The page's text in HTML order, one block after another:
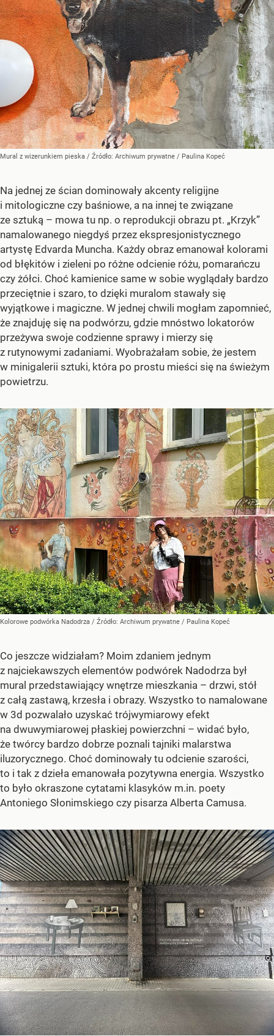
Mural z wizerunkiem pieska / Źródło: Archiwum prywatne / Paulina Kopeć
Na jednej ze ścian dominowały akcenty religijne
i mitologiczne czy baśniowe, a na innej te związane
ze sztuką – mowa tu np. o reprodukcji obrazu pt. „Krzyk”
namalowanego niegdyś przez ekspresjonistycznego
artystę Edvarda Muncha. Każdy obraz emanował kolorami
od błękitów i zieleni po różne odcienie różu, pomarańczu
czy żółci. Choć kamienice same w sobie wyglądały bardzo
przeciętnie i szaro, to dzięki muralom stawały się
wyjątkowe i magiczne. W jednej chwili mogłam zapomnieć,
że znajduję się na podwórzu, gdzie mnóstwo lokatorów
przeżywa swoje codzienne sprawy i mierzy się
z rutynowymi zadaniami. Wyobrażałam sobie, że jestem
w minigalerii sztuki, która po prostu mieści się na świeżym
powietrzu.
Kolorowe podwórka Nadodrza / Źródło: Archiwum prywatne / Paulina Kopeć
Co jeszcze widziałam? Moim zdaniem jednym
z najciekawszych elementów podwórek Nadodrza był
mural przedstawiający wnętrze mieszkania – drzwi, stół
z całą zastawą, krzesła i obrazy. Wszystko to namalowane
w 3d pozwalało uzyskać trójwymiarowy efekt
na dwuwymiarowej płaskiej powierzchni – widać było,
że twórcy bardzo dobrze poznali tajniki malarstwa
iluzorycznego. Choć dominowały tu odcienie szarości,
to i tak z dzieła emanowała pozytywna energia. Wszystko
to było okraszone cytatami klasyków m.in. poety
Antoniego Słonimskiego czy pisarza Alberta Camusa.